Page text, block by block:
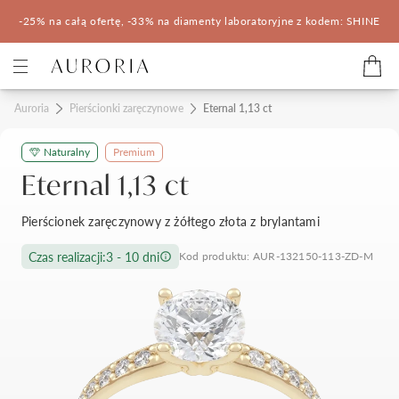
-25% na całą ofertę, -33% na diamenty laboratoryjne z kodem: SHINE
Kategorie
Pierścionki zaręczynowe
Pomocne
Konfigurator 3D
Salony Auroria
Salon Auroria Arkadia
Korzyści z zakupu
Auroria Pierścionki zaręczynowe Eternal 1,13 ct
Naturalny Premium
Eternal 1,13 ct
Pierścionek zaręczynowy z żółtego złota z brylantami
Czas realizacji:3 - 10 dni Kod produktu: AUR-132150-113-ZD-M